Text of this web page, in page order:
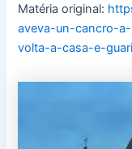
Matéria original:
aveva-un-cancro-
volta-a-casa-e-